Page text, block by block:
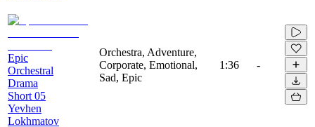
Epic
Orchestral
Drama
Short 05
Yevhen
Lokhmatov
Orchestra, Adventure,
Corporate, Emotional,
Sad, Epic
1:36 -